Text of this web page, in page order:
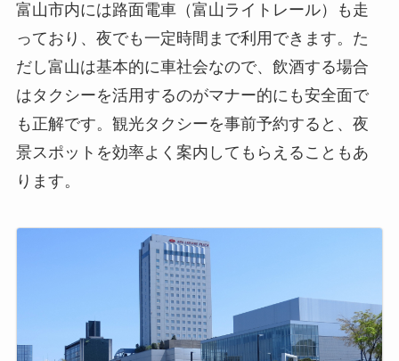
富山市内には路面電車（富山ライトレール）も走
っており、夜でも一定時間まで利用できます。た
だし富山は基本的に車社会なので、飲酒する場合
はタクシーを活用するのがマナー的にも安全面で
も正解です。観光タクシーを事前予約すると、夜
景スポットを効率よく案内してもらえることもあ
ります。